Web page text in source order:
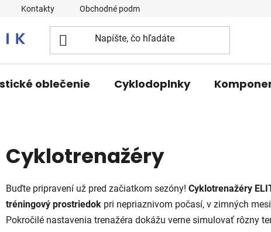
Kontakty Obchodné podmienky
oblečenie Cyklodoplnky
Cyklotrenažéry
Buďte pripravení už pred začiatkom sezóny! Cyklotrenažéry
tréningový prostriedok pri nepriaznivom počasí, v zimných
Pokročilé nastavenia trenažéra dokážu verne simulovať rôzny